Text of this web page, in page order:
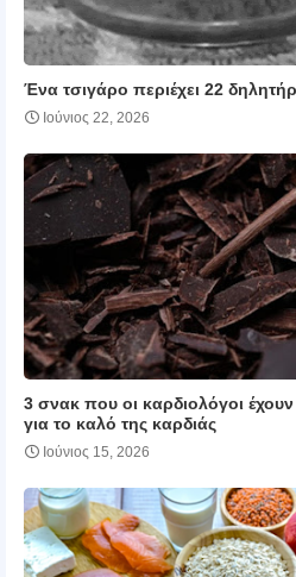
Ένα τσιγάρο περιέχει 22
Ιούνιος 22, 2026
3 σνακ που οι καρδιολόγοι
για το καλό της καρδιάς
Ιούνιος 15, 2026